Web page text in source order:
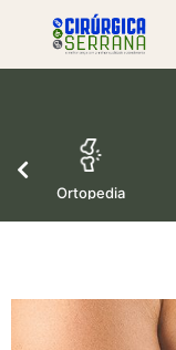
Ortopedia